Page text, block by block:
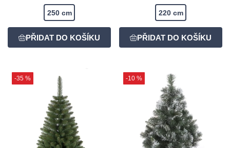
250 cm 220 cm
-35 % -10 %